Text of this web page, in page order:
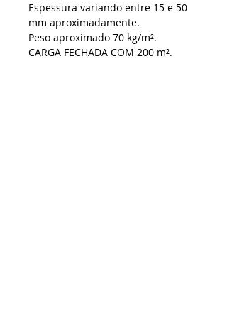
Espessura variando entre 15 e 50
mm aproximadamente.
Peso aproximado 70 kg/m².
CARGA FECHADA COM 200 m².